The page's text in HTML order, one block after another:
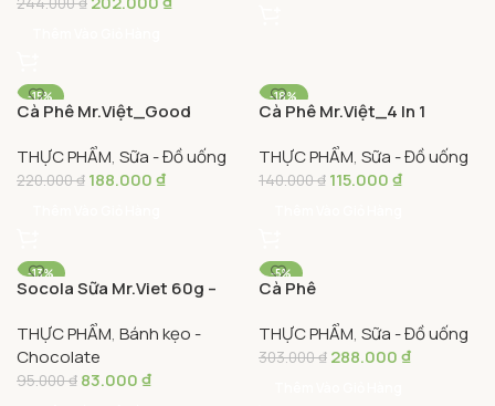
-15%
Cà Phê Mr.Việt_Good
Nam_250gr_Rang Xay –
MR.VIET CAFE GOOD
THỰC PHẨM, Sữa - Đồ uống
220.000₫ 188.000₫
-18%
Cà Phê Mr.Việt_4 In 1
INSTANT COFFEE
THỰC PHẨM, Sữa - Đồ uống
140.000₫ 115.000₫
-13%
Socola Sữa Mr.Viet 60g –
THỰC PHẨM, Bánh kẹo -
Chocolate
95.000₫ 83.000₫
-5%
Cà Phê
g Xay – MR.VIET Chon
Ground Coffee
THỰC PHẨM, Sữa - Đồ uống
303.000₫ 288.000₫